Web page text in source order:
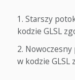
Starszy
kodzie GLSL
w kodzie GLSL